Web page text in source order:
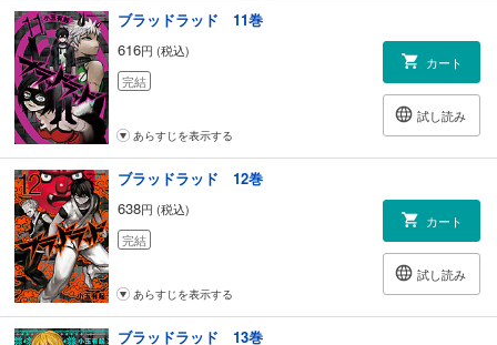
ブラッドラッド 11巻
616円 (税込)
完結
カート
試し読み
あらすじを表示する
ブラッドラッド 12巻
638円 (税込)
完結
カート
試し読み
あらすじを表示する
ブラッドラッド 13巻